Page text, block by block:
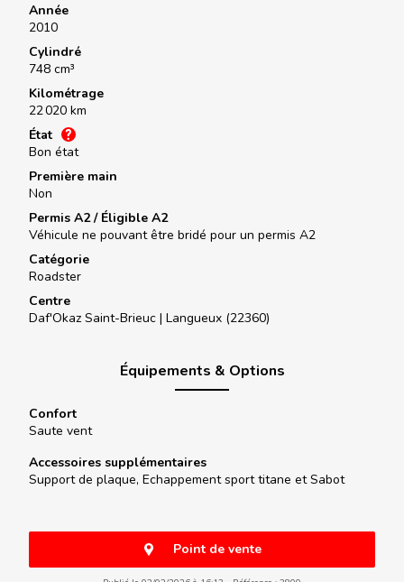
Année
2010
Cylindré
748 cm³
Kilométrage
22 020 km
État
Bon état
Première main
Non
Permis A2 / Éligible A2
Véhicule ne pouvant être bridé pour un permis A2
Catégorie
Roadster
Centre
Daf'Okaz Saint-Brieuc | Langueux (22360)
Équipements & Options
Confort
Saute vent
Accessoires supplémentaires
Support de plaque, Echappement sport titane et Sabot
Point de vente